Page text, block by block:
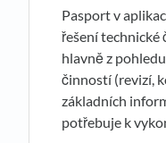
Pasport v
řešení
hlavně z
činností (revizí,
základních
potřebuje k